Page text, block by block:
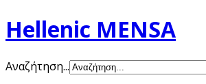
Hellenic MENSA
Αναζήτηση...